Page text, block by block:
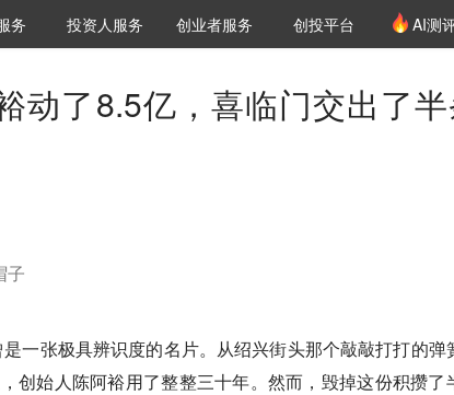
窗
务 VClub投资机构库
投资机构职位推介
投资人服务 创投氪堂
创业者服务 创投平台 AI测
动了8.5亿，喜临门交出了
子
一张极具辨识度的名片。从绍兴街头那个敲敲打打的弹
创始人陈阿裕用了整整三十年。然而，毁掉这份积攒了